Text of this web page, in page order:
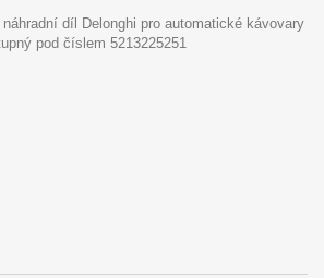
díl Delonghi pro automatické kávovary
pod číslem 5213225251